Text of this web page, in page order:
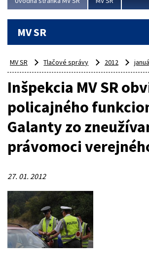
MV SR
MV SR Tlačové správy 2012
Inšpekcia MV SR
policajného
Galanty zo
právomoci
27. 01. 2012